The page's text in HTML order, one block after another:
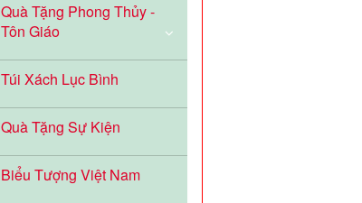
Quà Tặng Phong Thủy -
Tôn Giáo
Túi Xách Lục Bình
Quà Tặng Sự Kiện
Biểu Tượng Việt Nam